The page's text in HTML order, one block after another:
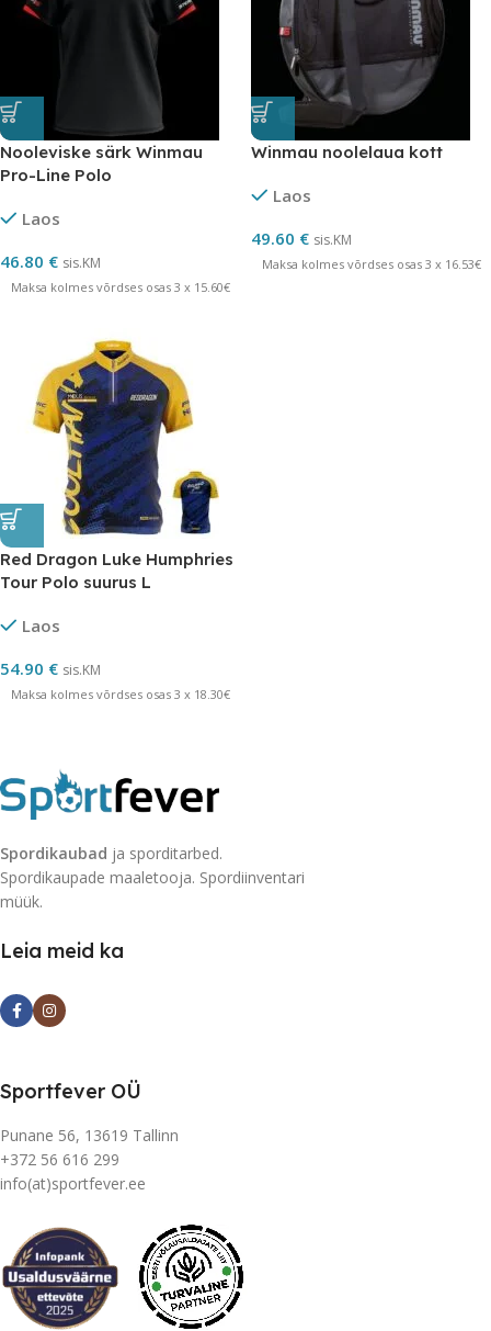
Nooleviske särk Winmau
Pro-Line Polo
Laos
46.80 € sis.KM
Maksa kolmes võrdses osas 3 x 15.60€
Winmau noolelaua kott
Laos
49.60 € sis.KM
Maksa kolmes võrdses osas 3 x 16.53€
Red Dragon Luke Humphries
Tour Polo suurus L
Laos
54.90 € sis.KM
Maksa kolmes võrdses osas 3 x 18.30€
Spordikaubad ja sporditarbed.
Spordikaupade maaletooja. Spordiinventari
müük.
Leia meid ka
Sportfever OÜ
Punane 56, 13619 Tallinn
+372 56 616 299
info(at)sportfever.ee